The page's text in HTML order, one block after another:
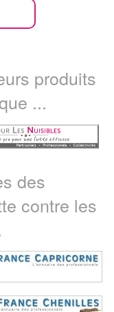
produits
...
des
contre les